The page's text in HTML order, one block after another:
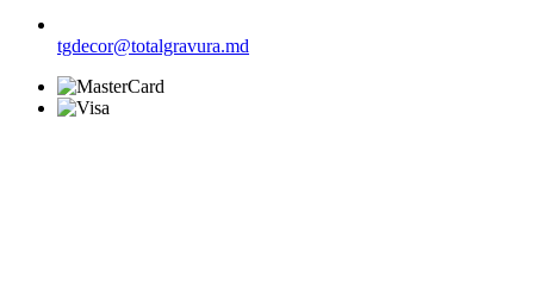
tgdecor@totalgravura.md